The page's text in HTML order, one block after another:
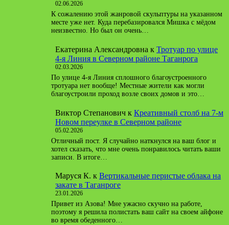
02.06.2026
К сожалению этой жанровой скульптуры на указанном
месте уже нет. Куда перебазировался Мишка с мёдом
неизвестно. Но был он очень…
Екатерина Александровна к Тротуар по улице
4-я Линия в Северном районе Таганрога
02.03.2026
По улице 4-я Линия сплошного благоустроенного
тротуара нет вообще! Местные жители как могли
благоустроили проход возле своих домов и это…
Виктор Степанович к Креативный столб на 7-м
Новом переулке в Северном районе
05.02.2026
Отличный пост. Я случайно наткнулся на ваш блог и
хотел сказать, что мне очень понравилось читать ваши
записи. В итоге…
Маруся К. к Вертикальные перистые облака на
закате в Таганроге
23.01.2026
Привет из Азова! Мне ужасно скучно на работе,
поэтому я решила полистать ваш сайт на своем айфоне
во время обеденного…